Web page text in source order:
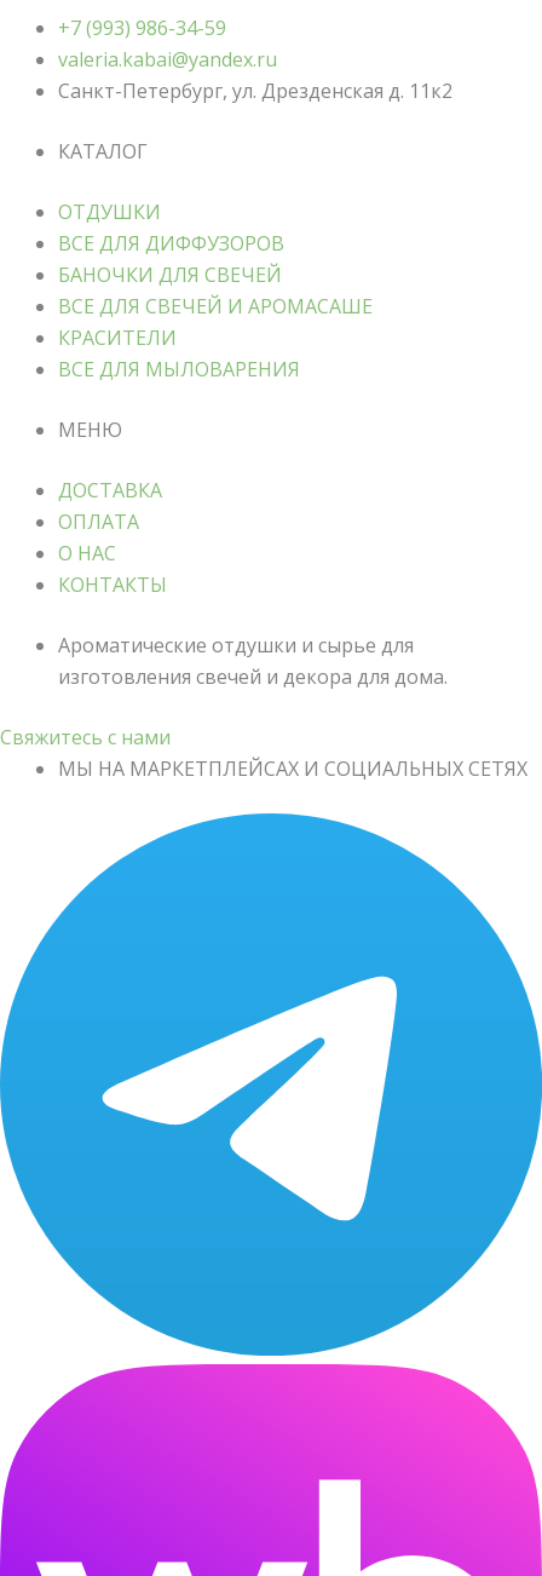
+7 (993) 986-34-59
valeria.kabai@yandex.ru
Санкт-Петербург, ул. Дрезденская д. 11к2
КАТАЛОГ
ОТДУШКИ
ВСЕ ДЛЯ ДИФФУЗОРОВ
БАНОЧКИ ДЛЯ СВЕЧЕЙ
ВСЕ ДЛЯ СВЕЧЕЙ И АРОМАСАШЕ
КРАСИТЕЛИ
ВСЕ ДЛЯ МЫЛОВАРЕНИЯ
МЕНЮ
ДОСТАВКА
ОПЛАТА
О НАС
КОНТАКТЫ
Ароматические отдушки и сырье для
изготовления свечей и декора для дома.
Свяжитесь с нами
МЫ НА МАРКЕТПЛЕЙСАХ И СОЦИАЛЬНЫХ СЕТЯХ